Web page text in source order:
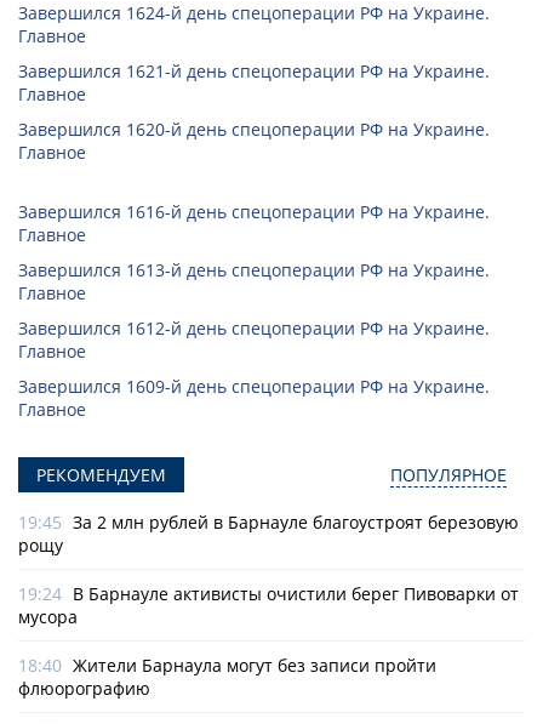
Завершился 1624-й день спецоперации РФ на Украине.
Главное
Завершился 1621-й день спецоперации РФ на Украине.
Главное
Завершился 1620-й день спецоперации РФ на Украине.
Главное
Завершился 1616-й день спецоперации РФ на Украине.
Главное
Завершился 1613-й день спецоперации РФ на Украине.
Главное
Завершился 1612-й день спецоперации РФ на Украине.
Главное
Завершился 1609-й день спецоперации РФ на Украине.
Главное
РЕКОМЕНДУЕМ ПОПУЛЯРНОЕ
19:45 За 2 млн рублей в Барнауле благоустроят березовую
рощу
19:24 В Барнауле активисты очистили берег Пивоварки от
мусора
18:40 Жители Барнаула могут без записи пройти
флюорографию